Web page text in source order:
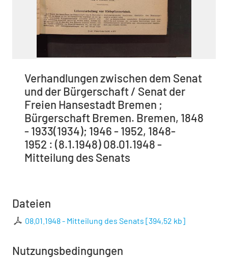
Verhandlungen zwischen dem Senat
und der Bürgerschaft / Senat der
Freien Hansestadt Bremen ;
Bürgerschaft Bremen. Bremen, 1848
- 1933(1934); 1946 - 1952, 1848-
1952 : (8.1.1948) 08.01.1948 -
Mitteilung des Senats
Dateien
08.01.1948 - Mitteilung des Senats [394,52 kb]
Nutzungsbedingungen